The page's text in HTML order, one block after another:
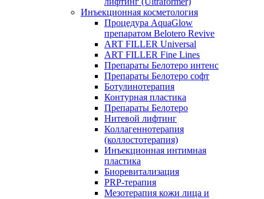
Инъекционная косметология
Процедура AquaGlow
препаратом Belotero Revive
ART FILLER Universal
ART FILLER Fine Lines
Препараты Белотеро интенс
Препараты Белотеро софт
Ботулинотерапия
Контурная пластика
Препараты Белотеро
Нитевой лифтинг
Коллагеннотерапия
(коллостотерапия)
Инъекционная интимная
пластика
Биоревитализация
PRP-терапия
Мезотерапия кожи лица и